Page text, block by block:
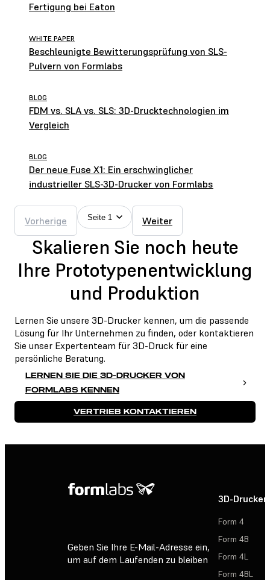
Fertigung bei Eaton
WHITE PAPER
Beschleunigte Bewitterungsprüfung von SLS-
Pulvern von Formlabs
BLOG
FDM vs. SLA vs. SLS: 3D-Drucktechnologien im
Vergleich
BLOG
Der neue Fuse X1: Ein erschwinglicher
industrieller SLS-3D-Drucker von Formlabs
Vorherige Seite 1 Weiter
Skalieren Sie noch heute
Ihre Prototypenentwicklung
und Produktion
Lernen Sie unsere 3D-Drucker kennen, um die passende
Lösung für Ihr Unternehmen zu finden, oder kontaktieren
Sie unser Expertenteam für 3D-Druck für eine
persönliche Beratung.
LERNEN SIE DIE 3D-DRUCKER VON
FORMLABS KENNEN
VERTRIEB KONTAKTIEREN
Geben Sie Ihre E-Mail-Adresse ein,
um auf dem Laufenden zu bleiben
3D-Drucker
Form 4
Form 4B
Form 4L
Form 4BL